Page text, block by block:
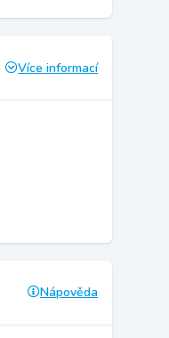
Více informací
Nápověda